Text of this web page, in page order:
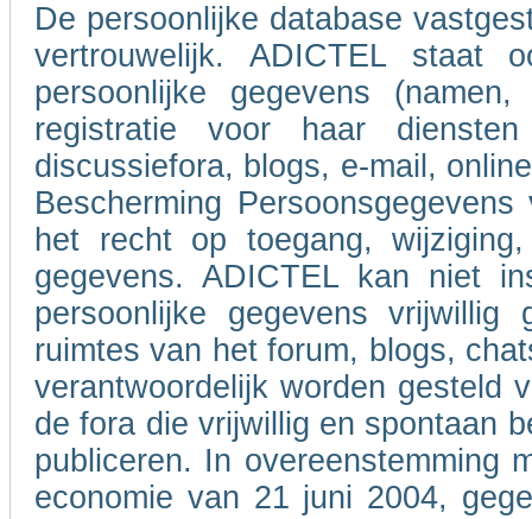
De persoonlijke database
vertrouwelijk. ADICTEL staat
persoonlijke gegevens
registratie voor haar
discussiefora, blogs, e-mail,
Bescherming
het recht op toegang,
gegevens. ADICTEL kan niet
persoonlijke gegevens
ruimtes van het forum, blogs,
verantwoordelijk worden gesteld
de fora die vrijwillig en spontaan
publiceren. In overeenstemming
economie van 21 juni 2004,